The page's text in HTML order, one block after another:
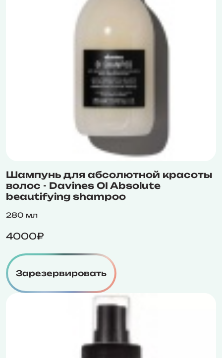
Шампунь для абсолютной красоты
волос - Davines OI Absolute
beautifying shampoo
280 мл
4000₽
Зарезервировать